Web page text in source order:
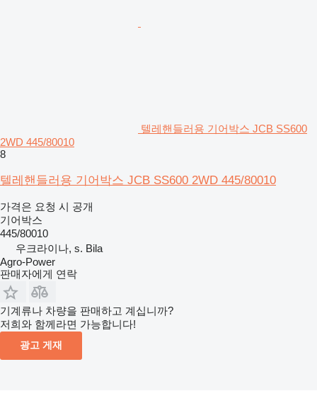
텔레핸들러용 기어박스 JCB SS600
2WD 445/80010
8
텔레핸들러용 기어박스 JCB SS600 2WD 445/80010
가격은 요청 시 공개
기어박스
445/80010
우크라이나, s. Bila
Agro-Power
판매자에게 연락
기계류나 차량을 판매하고 계십니까?
저희와 함께라면 가능합니다!
광고 게재